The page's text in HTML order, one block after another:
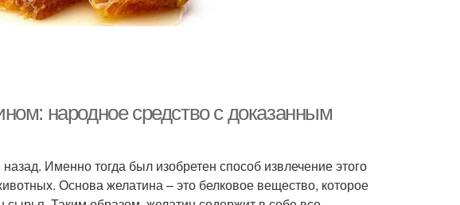
народное средство с доказанным
Именно тогда был изобретен способ извлечение этого
Основа желатина – это белковое вещество, которое